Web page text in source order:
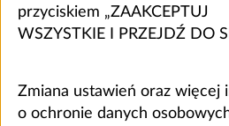
przyciskiem „ZAAKCEPTUJ
WSZYSTKIE I PRZEJDŹ DO
Zmiana ustawień oraz więcej
o ochronie danych